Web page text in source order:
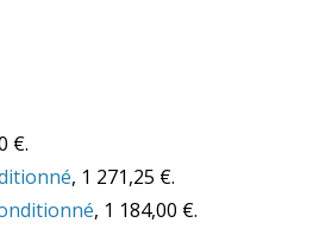
€.
, 1 271,25 €.
, 1 184,00 €.